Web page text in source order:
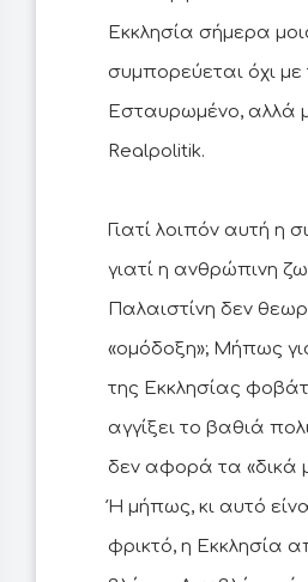
Εκκλησία σήμερα
συμπορεύεται όχι με
Εσταυρωμένο, αλλά
Realpolitik.
Γιατί λοιπόν αυτή η
γιατί η ανθρώπινη
Παλαιστίνη δεν
«ομόδοξη»; Μήπως
της Εκκλησίας
αγγίξει το βαθιά
δεν αφορά τα «δικά
Ή μήπως, κι αυτό
φρικτό, η Εκκλησία